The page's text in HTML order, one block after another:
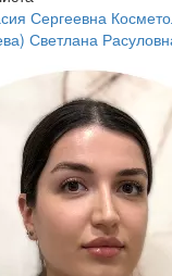
Сергеевна
Светлана